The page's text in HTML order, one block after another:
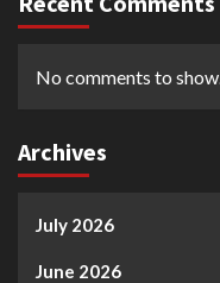
No comments to show.
Archives
July 2026
June 2026